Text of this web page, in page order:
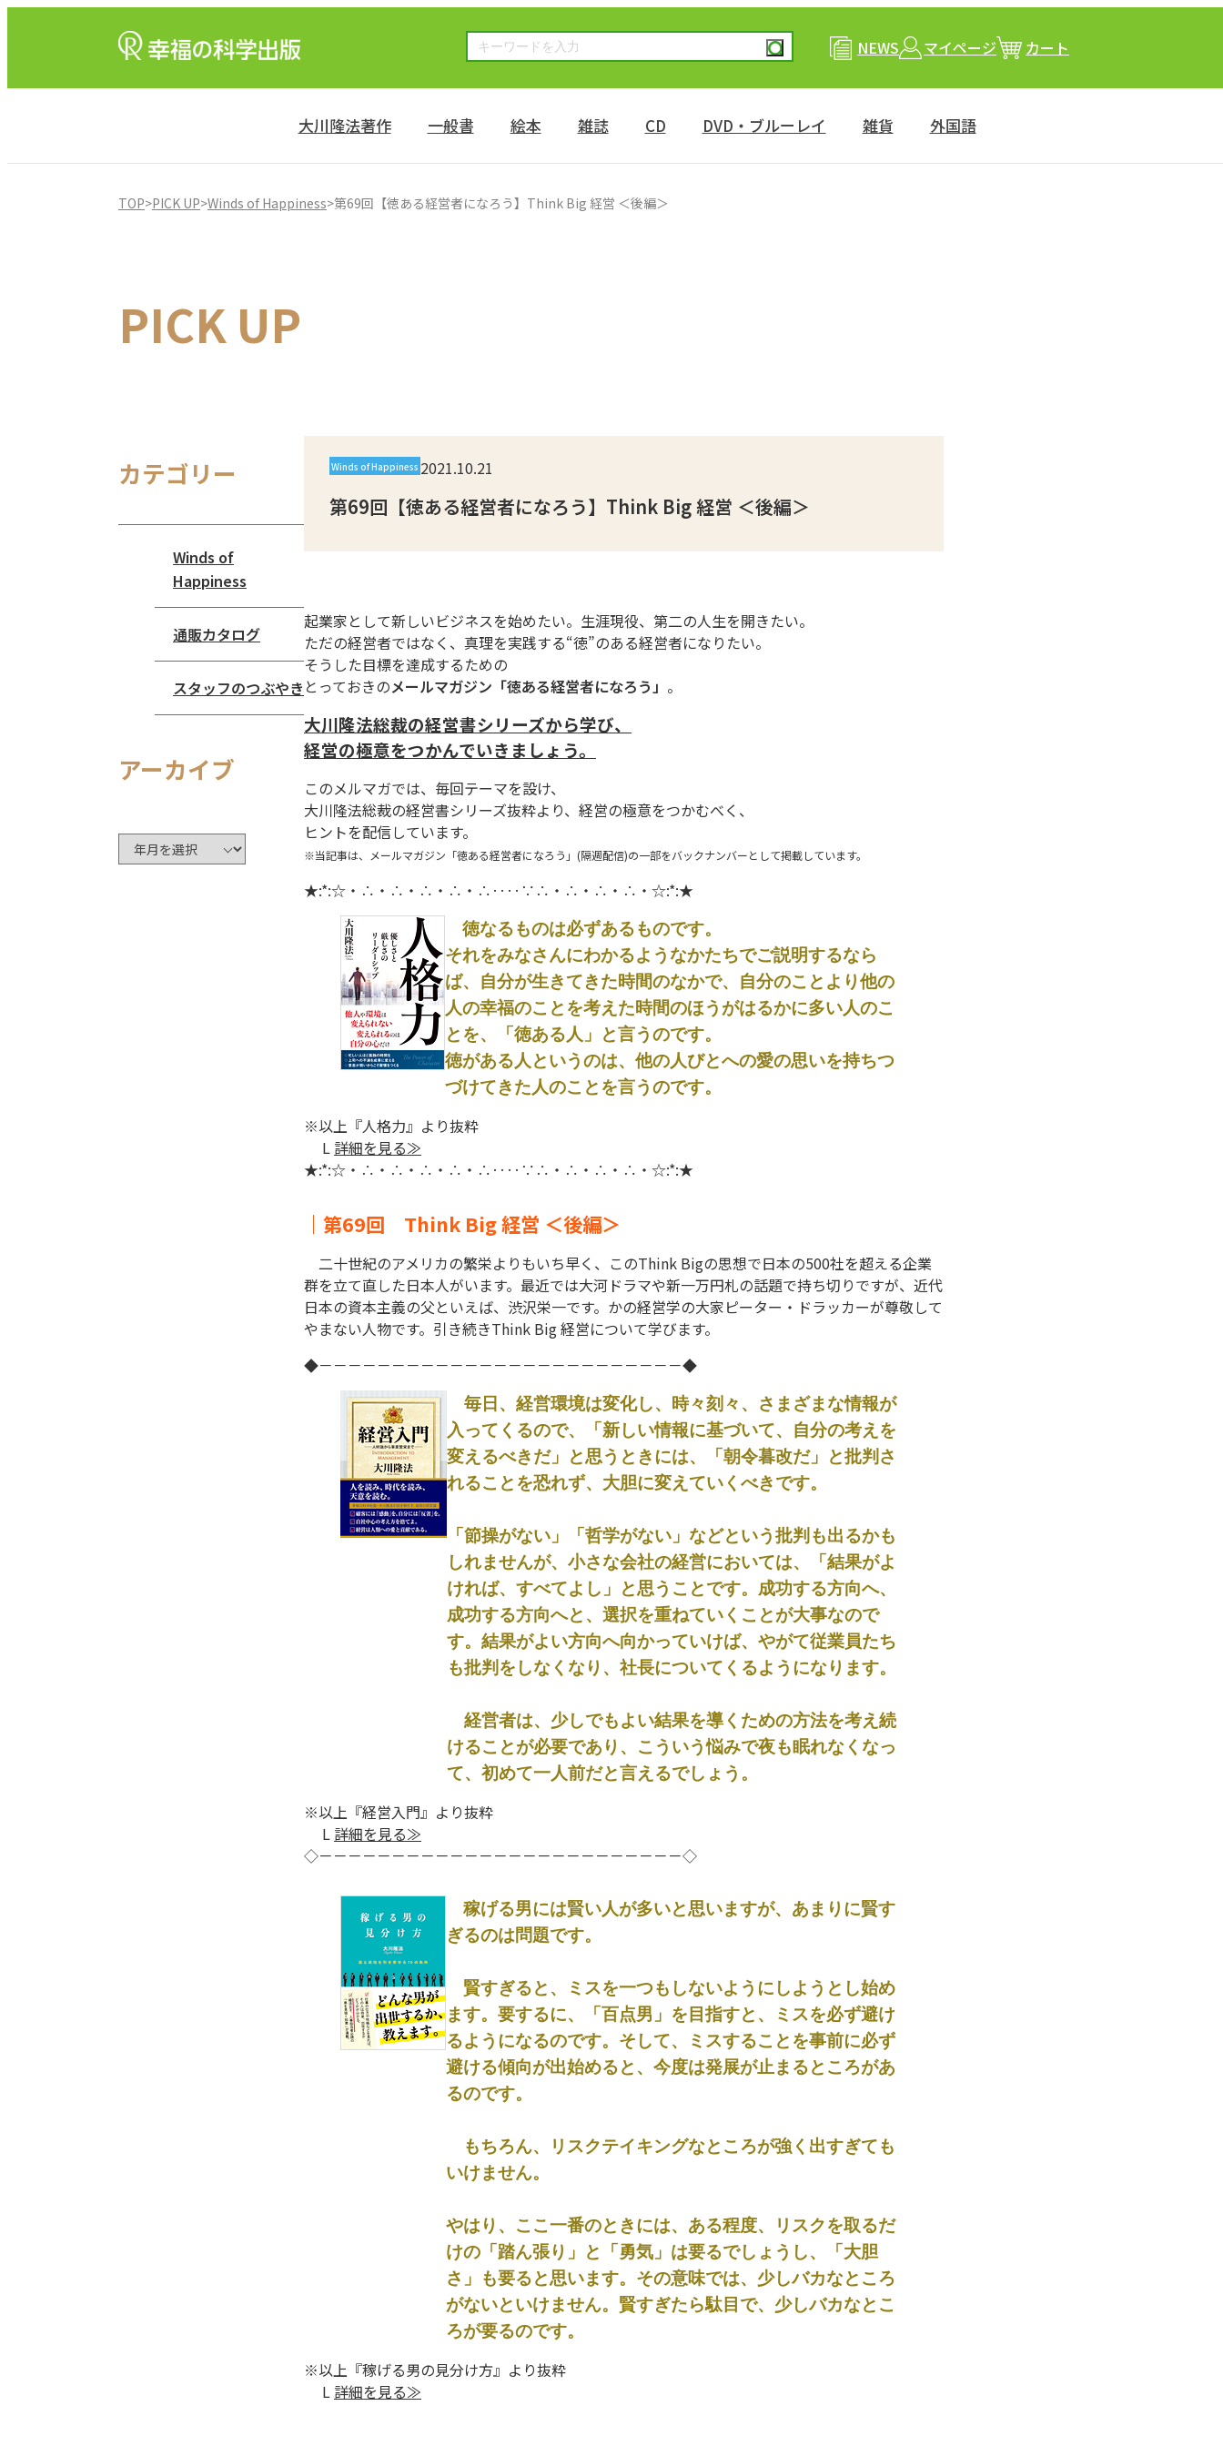
NEWS マイページ カート
大川隆法著作 一般書 絵本 雑誌 CD DVD・ブルーレイ 雑貨 外国語
TOP>PICK UP>Winds of Happiness>第69回【徳ある経営者になろう】Think Big 経営 ＜後編＞
PICK UP
Winds of Happiness 2021.10.21
第69回【徳ある経営者になろう】Think Big 経営 ＜後編＞
起業家として新しいビジネスを始めたい。生涯現役、第二の人生を開きたい。
ただの経営者ではなく、真理を実践する“徳”のある経営者になりたい。
そうした目標を達成するための
とっておきのメールマガジン「徳ある経営者になろう」 。
大川隆法総裁の経営書シリーズから学び、
経営の極意をつかんでいきましょう。
このメルマガでは、毎回テーマを設け、
大川隆法総裁の経営書シリーズ抜粋より、経営の極意をつかむべく、
ヒントを配信しています。
※当記事は、メールマガジン「徳ある経営者になろう」(隔週配信)の一部をバックナンバーとして掲載しています。
★:*:☆・∴・∴・∴・∴・∴‥‥∵∴・∴・∴・∴・☆:*:★
徳なるものは必ずあるものです。
それをみなさんにわかるようなかたちでご説明するなら
ば、自分が生きてきた時間のなかで、自分のことより他の
人の幸福のことを考えた時間のほうがはるかに多い人のこ
とを、「徳ある人」と言うのです。
徳がある人というのは、他の人びとへの愛の思いを持ちつ
づけてきた人のことを言うのです。
※以上『人格力』より抜粋
L 詳細を見る≫
★:*:☆・∴・∴・∴・∴・∴‥‥∵∴・∴・∴・∴・☆:*:★
｜第69回 Think Big 経営 ＜後編＞
二十世紀のアメリカの繁栄よりもいち早く、このThink Bigの思想で日本の500社を超える企業
群を立て直した日本人がいます。最近では大河ドラマや新一万円札の話題で持ち切りですが、近代
日本の資本主義の父といえば、渋沢栄一です。かの経営学の大家ピーター・ドラッカーが尊敬して
やまない人物です。引き続きThink Big 経営について学びます。
◆－－－－－－－－－－－－－－－－－－－－－－－－－◆
毎日、経営環境は変化し、時々刻々、さまざまな情報が
入ってくるので、「新しい情報に基づいて、自分の考えを
変えるべきだ」と思うときには、「朝令暮改だ」と批判さ
れることを恐れず、大胆に変えていくべきです。
「節操がない」「哲学がない」などという批判も出るかも
しれませんが、小さな会社の経営においては、「結果がよ
ければ、すべてよし」と思うことです。成功する方向へ、
成功する方向へと、選択を重ねていくことが大事なので
す。結果がよい方向へ向かっていけば、やがて従業員たち
も批判をしなくなり、社長についてくるようになります。
経営者は、少しでもよい結果を導くための方法を考え続
けることが必要であり、こういう悩みで夜も眠れなくなっ
て、初めて一人前だと言えるでしょう。
※以上『経営入門』より抜粋
L 詳細を見る≫
◇－－－－－－－－－－－－－－－－－－－－－－－－－◇
稼げる男には賢い人が多いと思いますが、あまりに賢す
ぎるのは問題です。
賢すぎると、ミスを一つもしないようにしようとし始め
ます。要するに、「百点男」を目指すと、ミスを必ず避け
るようになるのです。そして、ミスすることを事前に必ず
避ける傾向が出始めると、今度は発展が止まるところがあ
るのです。
もちろん、リスクテイキングなところが強く出すぎても
いけません。
やはり、ここ一番のときには、ある程度、リスクを取るだ
けの「踏ん張り」と「勇気」は要るでしょうし、「大胆
さ」も要ると思います。その意味では、少しバカなところ
がないといけません。賢すぎたら駄目で、少しバカなとこ
ろが要るのです。
※以上『稼げる男の見分け方』より抜粋
L 詳細を見る≫
カテゴリー
Winds of
Happiness
通販カタログ
スタッフのつぶやき
アーカイブ